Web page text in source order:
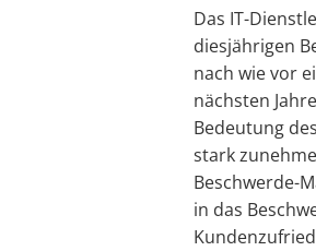
Das IT-
diesjährigen
nach wie vor
nächsten
Bedeutung
stark
Beschwerde-
in das